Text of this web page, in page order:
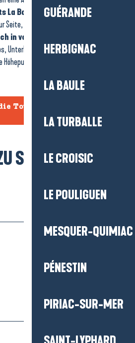
GUÉRANDE
HERBIGNAC
LA BAULE
LA TURBALLE
LE CROISIC
LE POULIGUEN
MESQUER-QUIMIAC
PÉNESTIN
PIRIAC-SUR-MER
La Baule-Presqu’île de
Seite, um Sie
in vollen Zügen zu genießen
Unterkünfte, Aktivitäten für die Familie
der Region: Wir sind da, um
Touristeninformation
SCHREIBEN?